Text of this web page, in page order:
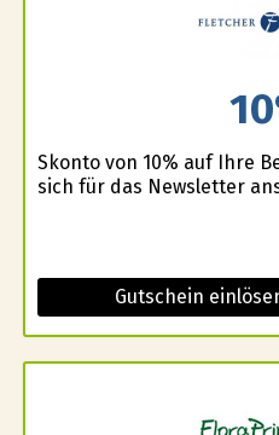
Skonto von 10% auf Ihre
sich für das Newsletter
Gutschein